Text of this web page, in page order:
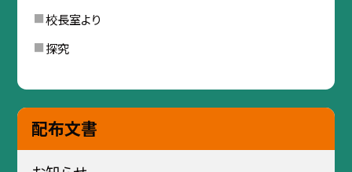
校長室より
探究
配布文書